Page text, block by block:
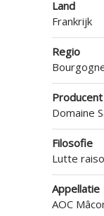
Land
Frankrijk
Regio
Producent
Domaine
Filosofie
Lutte
Appellatie
AOC